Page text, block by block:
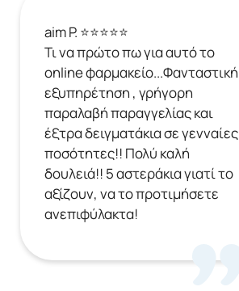
aim P. ⭐⭐⭐⭐⭐
Τι να πρώτο πω για αυτό το
online φαρμακείο...Φανταστική
εξυπηρέτηση , γρήγορη
παραλαβή παραγγελίας και
έξτρα δειγματάκια σε γενναίες
ποσότητες!! Πολύ καλή
δουλειά!! 5 αστεράκια γιατί το
αξίζουν, να το προτιμήσετε
ανεπιφύλακτα!